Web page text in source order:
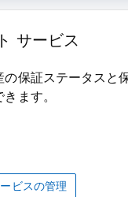
サービス
の保証ステータスと
ます。
ビスの管理